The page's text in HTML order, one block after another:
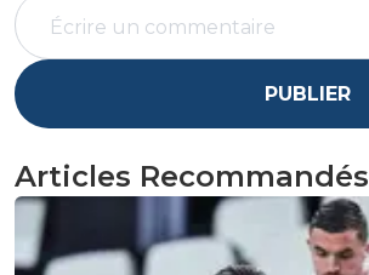
PUBLIER
Articles Recommandés